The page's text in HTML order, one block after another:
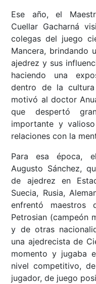
Ese año, el
Cuellar Gacharná
colegas del juego
Mancera, brindando
ajedrez y sus
haciendo una
dentro de la
motivó al doctor
que despertó
importante y
relaciones con la
Para esa época,
Augusto Sánchez,
de ajedrez en
Suecia, Rusia,
enfrentó
Petrosian (campeón
y de otras
una ajedrecista de
momento y jugaba
nivel competitivo,
jugador, de juego